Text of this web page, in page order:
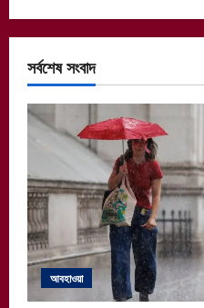
সর্বশেষ সংবাদ
আবহাওয়া